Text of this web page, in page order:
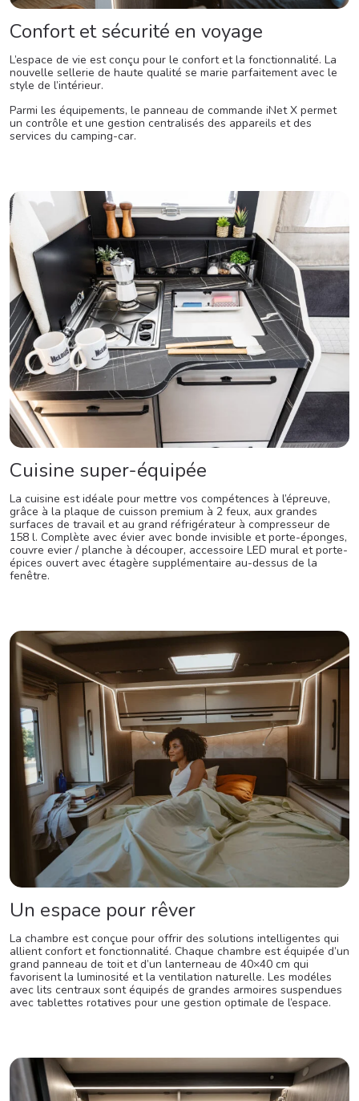
Confort et sécurité en voyage
L’espace de vie est conçu pour le confort et la fonctionnalité. La
nouvelle sellerie de haute qualité se marie parfaitement avec le
style de l’intérieur.
Parmi les équipements, le panneau de commande iNet X permet
un contrôle et une gestion centralisés des appareils et des
services du camping-car.
Cuisine super-équipée
La cuisine est idéale pour mettre vos compétences à l’épreuve,
grâce à la plaque de cuisson premium à 2 feux, aux grandes
surfaces de travail et au grand réfrigérateur à compresseur de
158 l. Complète avec évier avec bonde invisible et porte-éponges,
couvre evier / planche à découper, accessoire LED mural et porte-
épices ouvert avec étagère supplémentaire au-dessus de la
fenêtre.
Un espace pour rêver
La chambre est conçue pour offrir des solutions intelligentes qui
allient confort et fonctionnalité. Chaque chambre est équipée d’un
grand panneau de toit et d’un lanterneau de 40×40 cm qui
favorisent la luminosité et la ventilation naturelle. Les modéles
avec lits centraux sont équipés de grandes armoires suspendues
avec tablettes rotatives pour une gestion optimale de l’espace.